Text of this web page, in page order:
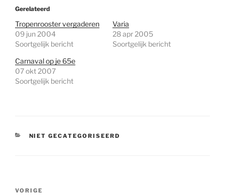
Gerelateerd
Tropenrooster vergaderen
09 jun 2004
Soortgelijk bericht
Varia
28 apr 2005
Soortgelijk bericht
Carnaval op je 65e
07 okt 2007
Soortgelijk bericht
CATEGORIEËN
NIET GECATEGORISEERD
Vorig
VORIGE